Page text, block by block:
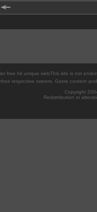
This site is not
their respective owners. Game content
Copyright
Redistribution or